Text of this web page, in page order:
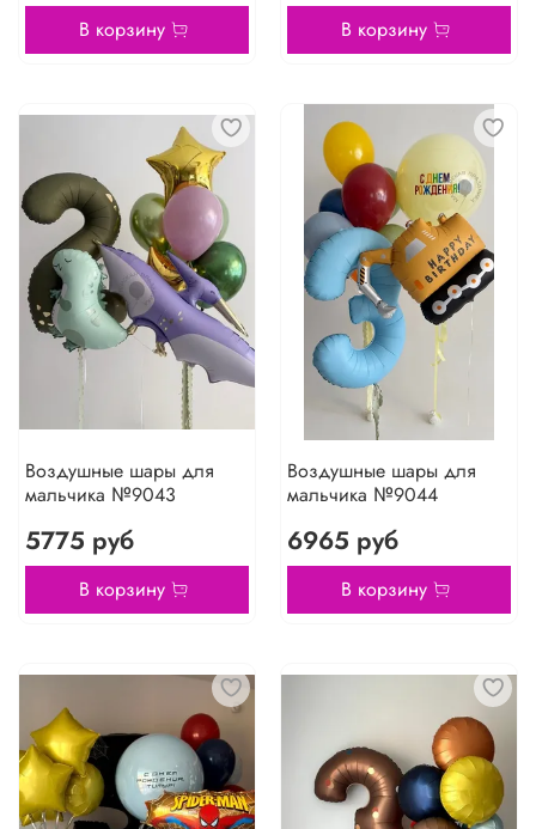
В корзину В корзину
Воздушные шары для
мальчика №9043
5775 руб
В корзину
Воздушные шары для
мальчика №9044
6965 руб
В корзину